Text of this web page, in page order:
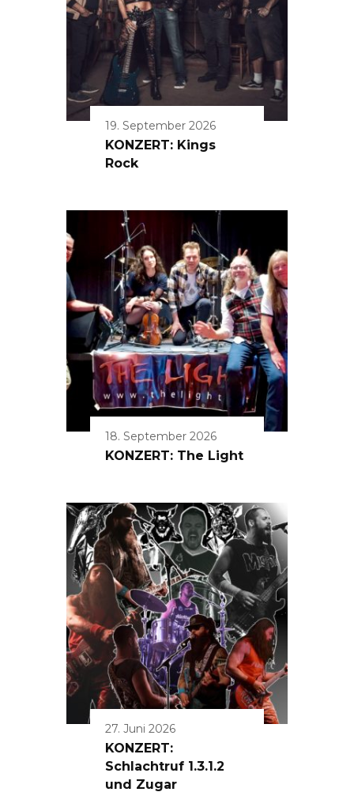
19. September 2026
KONZERT: Kings
Rock
18. September 2026
KONZERT: The Light
27. Juni 2026
KONZERT:
Schlachtruf 1.3.1.2
und Zugar